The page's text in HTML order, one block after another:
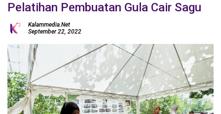
Pelatihan Pembuatan Gula Cair Sagu
Kalammedia.net
September 22, 2022